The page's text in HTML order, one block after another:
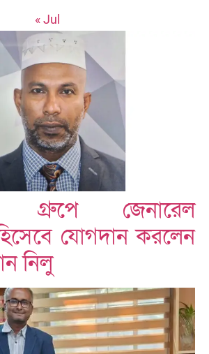
« Jul
গ্রুপে জেনারেল
যোগদান করলেন
নিলু